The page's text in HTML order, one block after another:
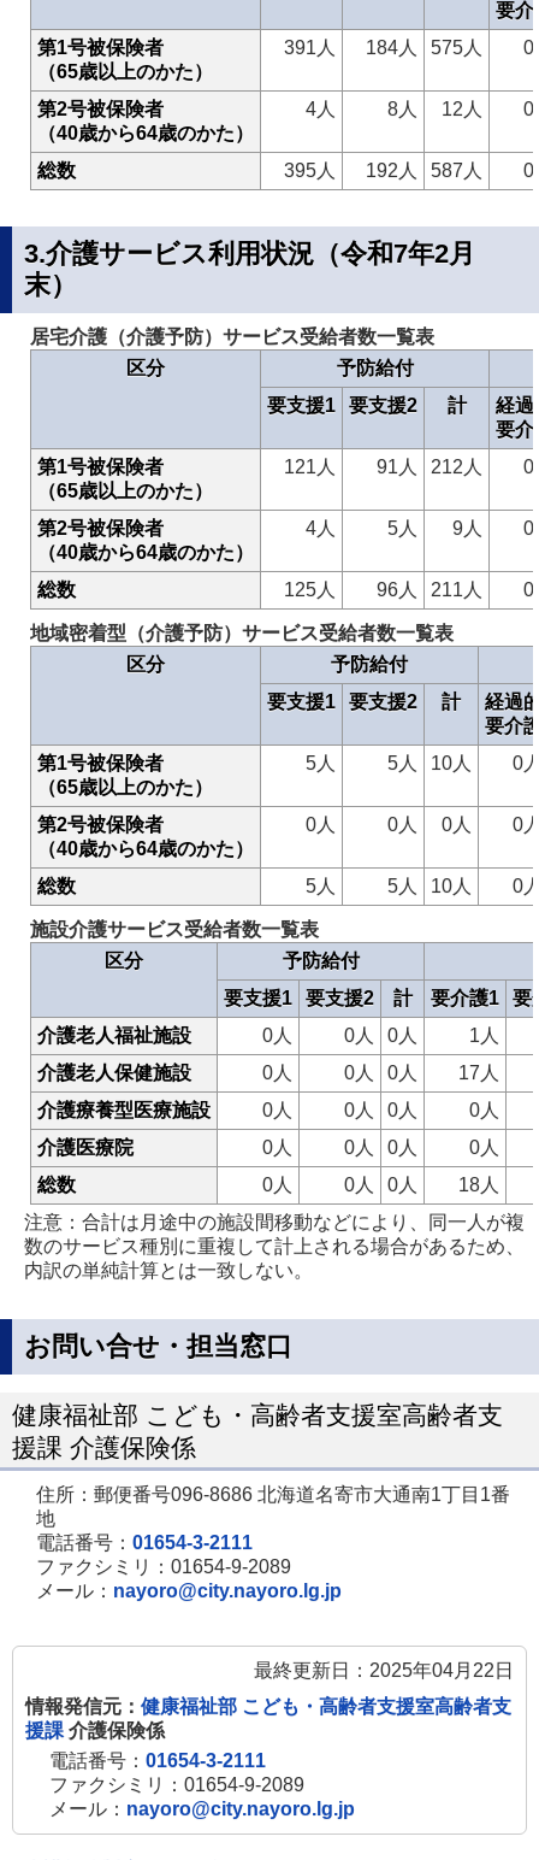
要介
第1号被保険者
（65歳以上のかた）
391人 184人 575人 0
第2号被保険者
（40歳から64歳のかた）
4人 8人 12人 0
総数 395人 192人 587人 0
3.介護サービス利用状況（令和7年2月
末）
居宅介護（介護予防）サービス受給者数一覧表
区分
予防給付
要支援1
要支援2 計
経過
要介
第1号被保険者
（65歳以上のかた）
121人 91人 212人 0
第2号被保険者
（40歳から64歳のかた）
4人 5人 9人 0
総数 125人 96人 211人 0
地域密着型（介護予防）サービス受給者数一覧表
区分
予防給付
要支援1
要支援2 計
経過
要介
第1号被保険者
（65歳以上のかた）
5人 5人 10人 0
第2号被保険者
（40歳から64歳のかた）
0人 0人 0人 0
総数 5人 5人 10人 0
施設介護サービス受給者数一覧表
区分
予防給付
要支援1
要支援2 計 要介護1
要
介護老人福祉施設
0人 0人 0人
1人
介護老人保健施設
0人 0人 0人
17人
介護療養型医療施設
0人 0人 0人
0人
介護医療院
0人 0人 0人
0人
総数
0人 0人 0人
18人
注意：合計は月途中の施設間移動などにより、同一人が複
数のサービス種別に重複して計上される場合があるため、
内訳の単純計算とは一致しない。
お問い合せ・担当窓口
健康福祉部 こども・高齢者支援室高齢者支
援課 介護保険係
住所：郵便番号096-8686 北海道名寄市大通南1丁目1番
地
電話番号： 01654-3-2111
ファクシミリ：01654-9-2089
メール： nayoro@city.nayoro.lg.jp
最終更新日：2025年04月22日
情報発信元： 健康福祉部 こども・高齢者支援室高齢者支
援課 介護保険係
電話番号： 01654-3-2111
ファクシミリ：01654-9-2089
メール： nayoro@city.nayoro.lg.jp